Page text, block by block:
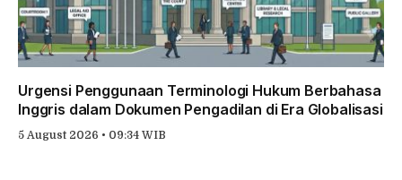
Urgensi Penggunaan Terminologi Hukum Berbahasa
Inggris dalam Dokumen Pengadilan di Era Globalisasi
5 August 2026 • 09:34 WIB